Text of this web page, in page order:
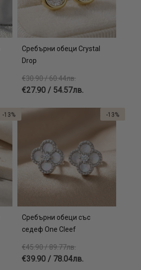
Сребърни обеци Crystal
Drop
€30.90 / 60.44лв.
€27.90 / 54.57лв.
-13%
Сребърни обеци със
седеф One Cleef
€45.90 / 89.77лв.
€39.90 / 78.04лв.
-13%